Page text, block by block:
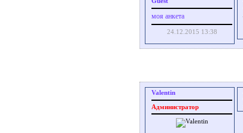
моя анкета
24.12.2015 13:38
Valentin
Администратор